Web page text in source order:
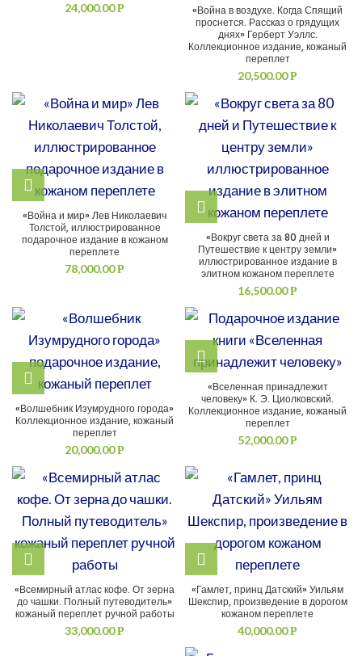
24,000.00Р
«Война в воздухе. Когда Спящий
проснется. Рассказ о грядущих
днях» Герберт Уэллс.
Коллекционное издание, кожаный
переплет
20,500.00Р
«Война и мир» Лев Николаевич
Толстой, иллюстрированное
подарочное издание в кожаном
переплете
78,000.00Р
«Вокруг света за 80 дней и
Путешествие к центру земли»
иллюстрированное издание в
элитном кожаном переплете
16,500.00Р
«Волшебник Изумрудного города»
Коллекционное издание, кожаный
переплет
20,000.00Р
«Вселенная принадлежит
человеку» К. Э. Циолковский.
Коллекционное издание, кожаный
переплет
52,000.00Р
«Всемирный атлас кофе. От зерна
до чашки. Полный путеводитель»
кожаный переплет ручной работы
33,000.00Р
«Гамлет, принц Датский» Уильям
Шекспир, произведение в дорогом
кожаном переплете
40,000.00Р